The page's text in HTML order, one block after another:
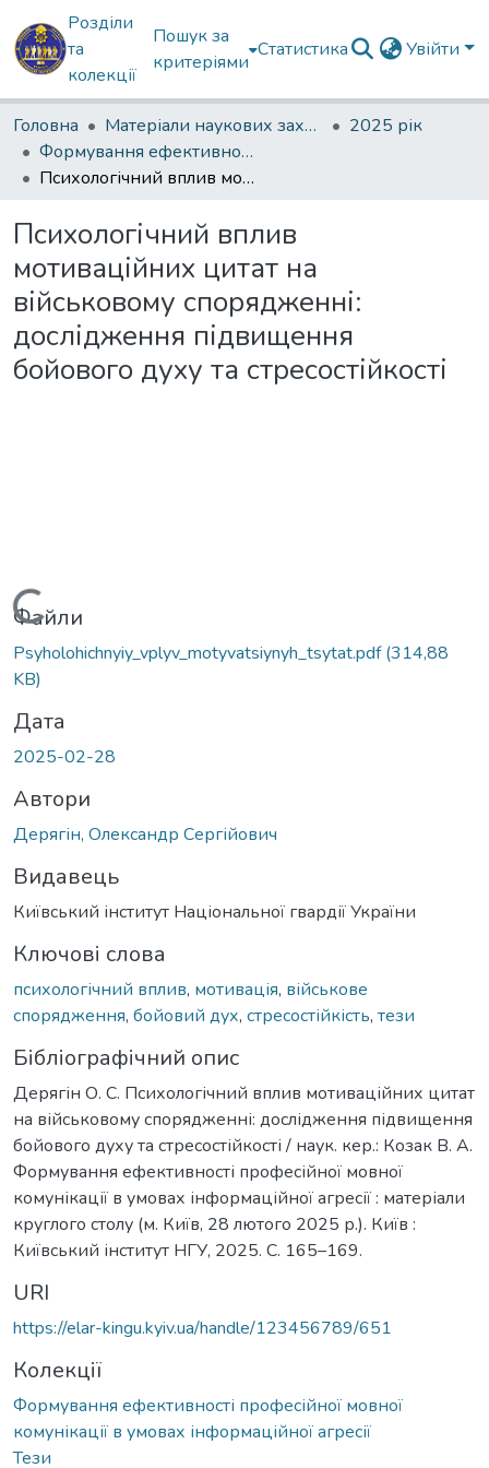
Розділи
та
колекції
Пошук за
критеріями
Статистика Увійти
Головна Матеріали наукових заходів
2025 рік
Формування ефективності професійної мовної комунікації в умовах інформаційної агресії
Психологічний вплив мотиваційних цитат на військовому спорядженні: дослідження підвищення бойового духу та стресостійкості
Психологічний вплив
мотиваційних цитат на
військовому спорядженні:
дослідження підвищення
бойового духу та стресостійкості
Вантажиться...
Файли
Psyholohichnyiy_vplyv_motyvatsiynyh_tsytat.pdf(314,88
KB)
Дата
2025-02-28
Автори
Дерягін, Олександр Сергійович
Видавець
Київський інститут Національної гвардії України
Ключові слова
психологічний вплив, мотивація, військове
спорядження, бойовий дух, стресостійкість, тези
Бібліографічний опис
Дерягін О. С. Психологічний вплив мотиваційних цитат
на військовому спорядженні: дослідження підвищення
бойового духу та стресостійкості / наук. кер.: Козак В. А.
Формування ефективності професійної мовної
комунікації в умовах інформаційної агресії : матеріали
круглого столу (м. Київ, 28 лютого 2025 р.). Київ :
Київський інститут НГУ, 2025. C. 165–169.
URI
https://elar-kingu.kyiv.ua/handle/123456789/651
Колекції
Формування ефективності професійної мовної
комунікації в умовах інформаційної агресії
Тези